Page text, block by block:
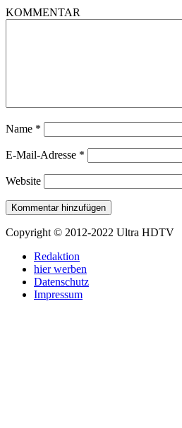
KOMMENTAR
Name *
E-Mail-Adresse *
Website
Copyright © 2012-2022 Ultra HDTV
Redaktion
hier werben
Datenschutz
Impressum